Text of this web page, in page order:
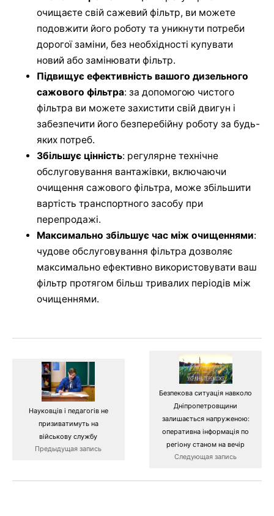
очищаєте свій сажевий фільтр, ви можете
подовжити його роботу та уникнути потреби
дорогої заміни, без необхідності купувати
новий або замінювати фільтр.
Підвищує ефективність вашого дизельного
сажового фільтра: за допомогою чистого
фільтра ви можете захистити свій двигун і
забезпечити його безперебійну роботу за будь-
яких потреб.
Збільшує цінність: регулярне технічне
обслуговування вантажівки, включаючи
очищення сажового фільтра, може збільшити
вартість транспортного засобу при
перепродажі.
Максимально збільшує час між очищеннями:
чудове обслуговування фільтра дозволяє
максимально ефективно використовувати ваш
фільтр протягом більш тривалих періодів між
очищеннями.
Науковців і педагогів не
призиватимуть на
військову службу
Предыдущая запись
Безпекова ситуація навколо
Дніпропетровщини
залишається напруженою:
оперативна інформація по
регіону станом на вечір
Следующая запись